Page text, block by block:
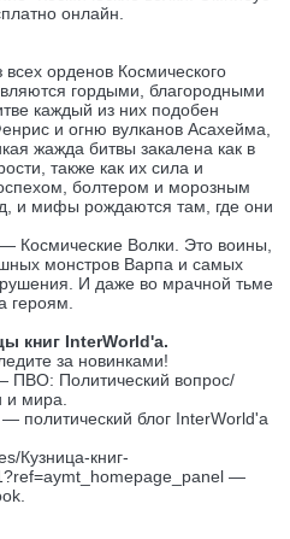
онлайн.
орденов Космического
гордыми, благородными
каждый из них подобен
и огню вулканов Асахейма,
жажда битвы закалена как в
также как их сила и
болтером и морозным
и мифы рождаются там, где они
Космические Волки. Это воины,
монстров Варпа и самых
И даже во мрачной тьме
героям.
книг InterWorld'a.
за новинками!
ПВО: Политический вопрос/
и мира.
политический блог InterWorld'а
Кузница-книг-
—